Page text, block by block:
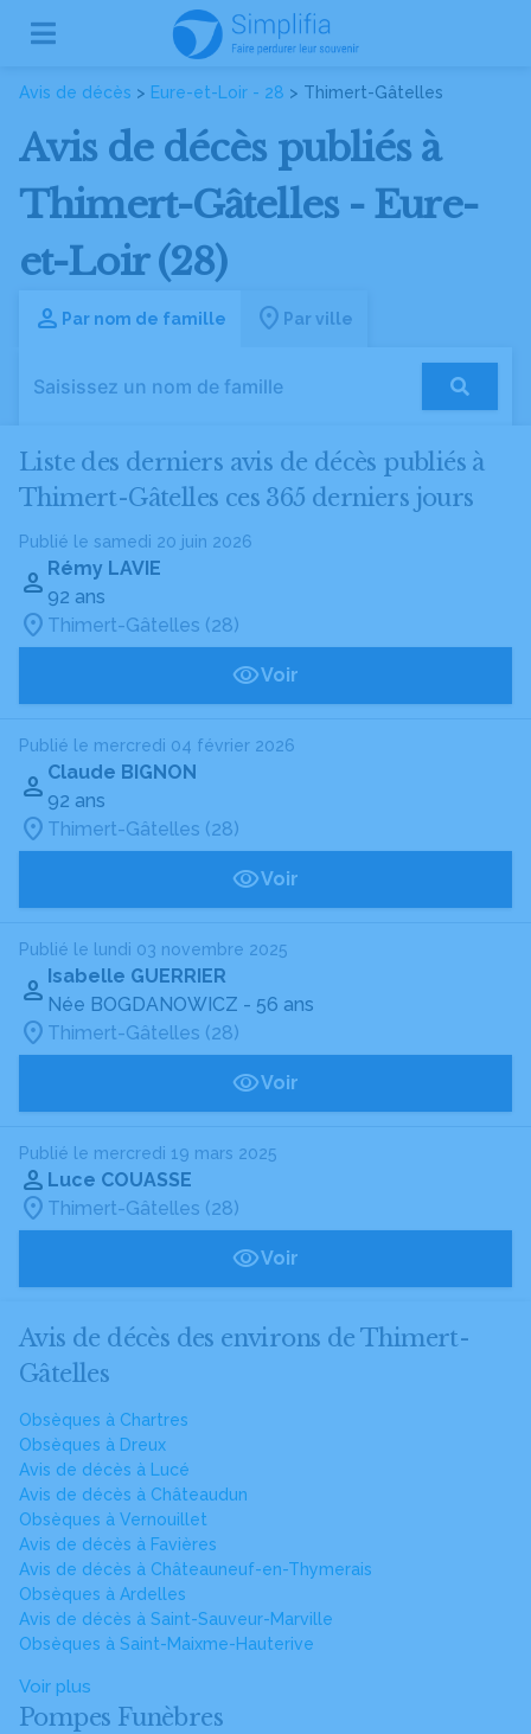
Avis de décès > Eure-et-Loir - 28 > Thimert-Gâtelles
Avis de décès publiés à
Thimert-Gâtelles - Eure-
et-Loir (28)
Par nom de famille Par ville
Liste des derniers avis de décès publiés à
Thimert-Gâtelles ces 365 derniers jours
Publié le samedi 20 juin 2026
Rémy LAVIE
92 ans
Thimert-Gâtelles (28)
Voir
Publié le mercredi 04 février 2026
Claude BIGNON
92 ans
Thimert-Gâtelles (28)
Voir
Publié le lundi 03 novembre 2025
Isabelle GUERRIER
Née BOGDANOWICZ - 56 ans
Thimert-Gâtelles (28)
Voir
Publié le mercredi 19 mars 2025
Luce COUASSE
Thimert-Gâtelles (28)
Voir
Avis de décès des environs de Thimert-
Gâtelles
Obsèques à Chartres
Obsèques à Dreux
Avis de décès à Lucé
Avis de décès à Châteaudun
Obsèques à Vernouillet
Avis de décès à Favières
Avis de décès à Châteauneuf-en-Thymerais
Obsèques à Ardelles
Avis de décès à Saint-Sauveur-Marville
Obsèques à Saint-Maixme-Hauterive
Voir plus
Pompes Funèbres